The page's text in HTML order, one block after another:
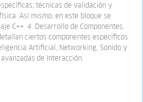
técnicas de validación y
Así mismo, en este bloque se
C++. 4. Desarrollo de Componentes,
ciertos componentes específicos
Artificial, Networking, Sonido y
de Interacción.